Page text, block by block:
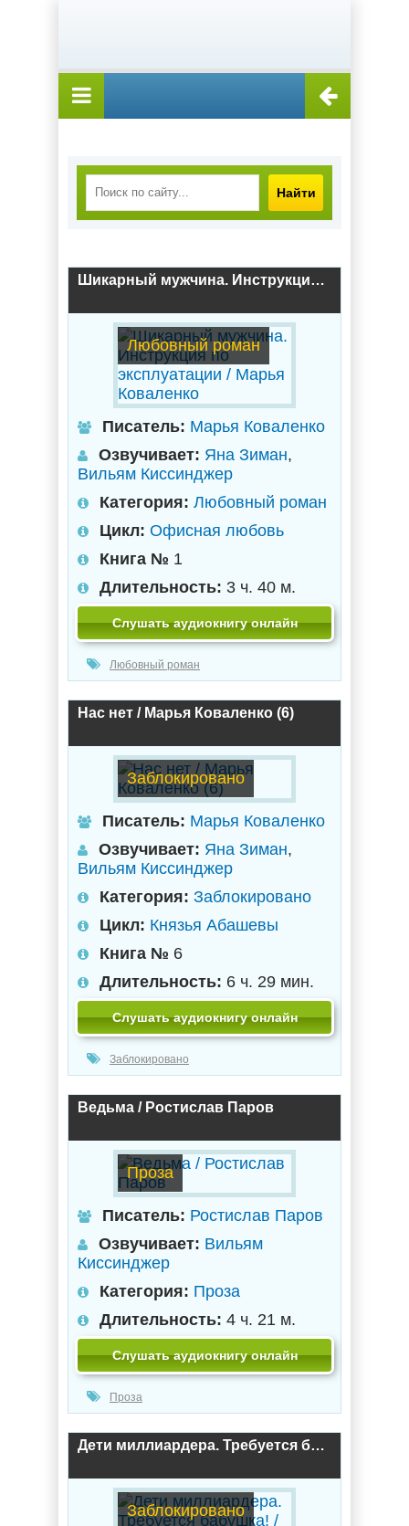
Найти
Шикарный мужчина. Инструкция по эксплуатации / Марья Коваленко
Любовный роман
Писатель: Марья Коваленко
Озвучивает: Яна Зиман,
Вильям Киссинджер
Категория: Любовный роман
Цикл: Офисная любовь
Книга № 1
Длительность: 3 ч. 40 м.
Слушать аудиокнигу онлайн
Любовный роман
Нас нет / Марья Коваленко (6)
Заблокировано
Писатель: Марья Коваленко
Озвучивает: Яна Зиман,
Вильям Киссинджер
Категория: Заблокировано
Цикл: Князья Абашевы
Книга № 6
Длительность: 6 ч. 29 мин.
Слушать аудиокнигу онлайн
Заблокировано
Ведьма / Ростислав Паров
Проза
Писатель: Ростислав Паров
Озвучивает: Вильям
Киссинджер
Категория: Проза
Длительность: 4 ч. 21 м.
Слушать аудиокнигу онлайн
Проза
Дети миллиардера. Требуется бабушка! / Марья Коваленко (4)
Заблокировано